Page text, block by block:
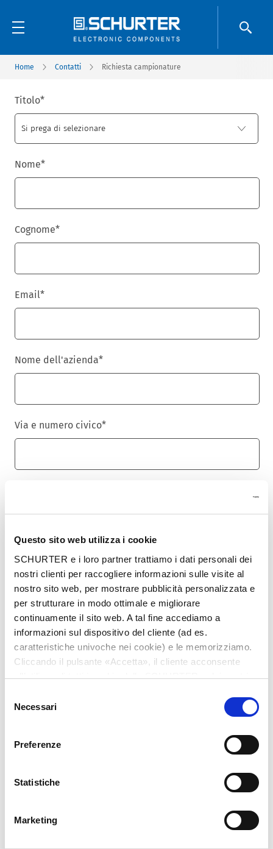
Questo sito web utilizza i cookie
SCHURTER e i loro partner trattiamo i dati personali dei
nostri clienti per raccogliere informazioni sulle visite al
nostro sito web, per mostrare pubblicità personalizzata e
per strutturare in modo ottimale e migliorare
continuamente il sito web. A tal fine accediamo a
informazioni sul dispositivo del cliente (ad es.
caratteristiche univoche nei cookie) e le memorizziamo.
Cliccando il pulsante «Accetta», il cliente acconsente
all’utilizzo di tutti i cookie delle SCHURTER e dei nostri
momento cliccando su «Impostazioni» in fondo alla
pagina. Le impostazioni personali sono comunicate ai
nostri partner e non hanno alcuna influenza sui dati del
browser. Ulteriori informazioni sono disponibili nella
delNecessari
Preferenze
Statistiche
Marketing
Home Contatti Richiesta campionature
Titolo*
Nome*
Cognome*
Email*
Nome dell'azienda*
Via e numero civico*
Città*
Nazione*
Messaggio*